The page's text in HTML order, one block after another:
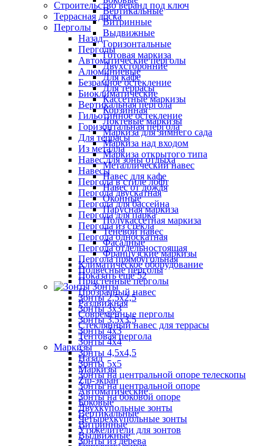
Вертикальные
Витринные
Выдвижные
Горизонтальные
Готовая маркиза
Двухсторонние
Для кафе
Для террасы
Кассетные маркизы
Корзинная
Локтевые маркизы
Маркиза для зимнего сада
Маркиза над входом
Маркиза открытого типа
Металлический навес
Навес для кафе
Навес от дождя
Оконные
Парусная маркиза
Полукассетная маркиза
Теневой навес
Фасадные
Французские маркизы
Климатическое оборудование
Показать ещё 52
Зонты
Зонты 2,5х2,5
Зонты 3х3
Зонты 3,5х3,5
Зонты 4х3
Зонты 4х4
Зонты 4,5х4,5
Зонты 5х5
Зонты на центральной опоре телескопы
Зонты на центральной опоре
Зонты на боковой опоре
Двухкупольные зонты
Четырехкупольные зонты
Утяжелители для зонтов
Зонты из дерева
Строительство веранд под ключ
Террасная доска
Перголы
Назад
Перголы
Автоматические перголы
Алюминиевые
Безрамное остекление
Биоклиматические
Вертикальная пергола
Гильотинное остекление
Горизонтальная пергола
Для террасы
Из металла
Навес для зоны отдыха
Навесы
Пергола в стиле лофт
Пергола двускатная
Пергола для бассейна
Пергола для парка
Пергола из стекла
Пергола односкатная
Пергола отдельностоящая
Пергола прямоугольная
Подвесные перголы
Пристенные перголы
Прозрачный навес
Раздвижная
Современные перголы
Стеклянный навес для террасы
Тентовая пергола
Маркизы
Назад
Маркизы
Zip-экран
Автоматические
Боковые
Вертикальные
Витринные
Выдвижные